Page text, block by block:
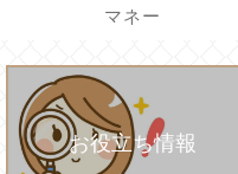
マネー
お役立ち情報